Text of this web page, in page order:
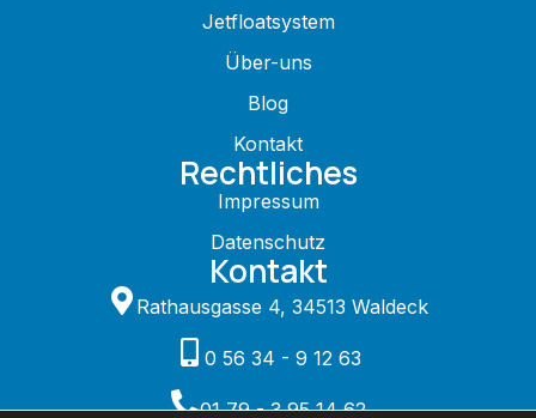
Jetfloatsystem
Über-uns
Blog
Kontakt
Rechtliches
Impressum
Datenschutz
Kontakt
Rathausgasse 4, 34513 Waldeck
0 56 34 - 9 12 63
01 79 - 3 95 14 62